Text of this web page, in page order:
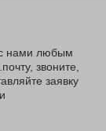
нами любым
звоните,
заявку